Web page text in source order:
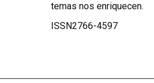
temas nos enriquecen.
ISSN2766-4597